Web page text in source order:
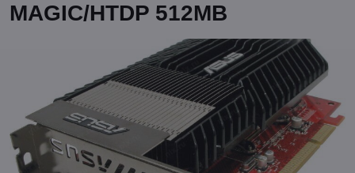
MAGIC/HTDP 512MB